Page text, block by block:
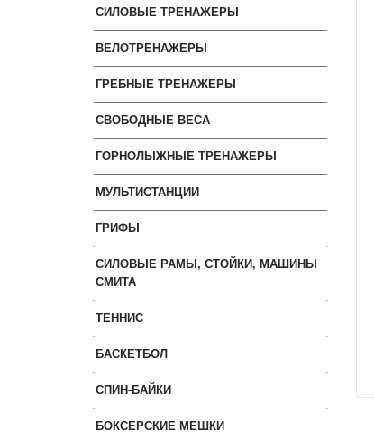
СИЛОВЫЕ ТРЕНАЖЕРЫ
ВЕЛОТРЕНАЖЕРЫ
ГРЕБНЫЕ ТРЕНАЖЕРЫ
СВОБОДНЫЕ ВЕСА
ГОРНОЛЫЖНЫЕ ТРЕНАЖЕРЫ
МУЛЬТИСТАНЦИИ
ГРИФЫ
СИЛОВЫЕ РАМЫ, СТОЙКИ, МАШИНЫ
СМИТА
ТЕННИС
БАСКЕТБОЛ
СПИН-БАЙКИ
БОКСЕРСКИЕ МЕШКИ